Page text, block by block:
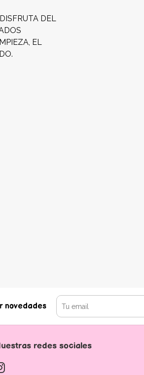
DEL
EL
novedades
redes sociales